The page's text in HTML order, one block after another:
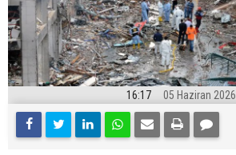
16:17 05 Haziran 2026